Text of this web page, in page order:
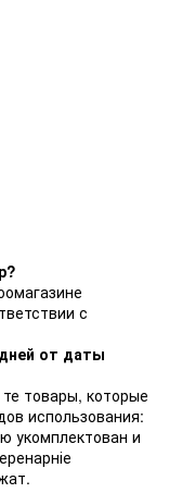
с
от даты
товары, которые
использования:
укомплектован и